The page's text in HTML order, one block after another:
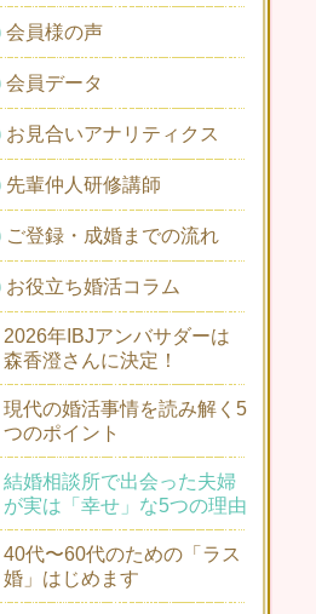
会員様の声
会員データ
お見合いアナリティクス
先輩仲人研修講師
ご登録・成婚までの流れ
お役立ち婚活コラム
2026年IBJアンバサダーは
森香澄さんに決定！
現代の婚活事情を読み解く5
つのポイント
結婚相談所で出会った夫婦
が実は「幸せ」な5つの理由
40代〜60代のための「ラス
婚」はじめます